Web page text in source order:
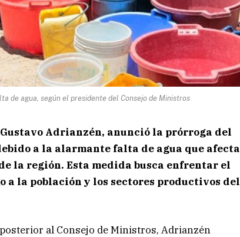
de agua, según el presidente del Consejo de Ministros
Adrianzén, anunció la prórroga del
a la alarmante falta de agua que afecta
la región. Esta medida busca enfrentar el
a la población y los sectores productivos del
posterior al Consejo de Ministros, Adrianzén